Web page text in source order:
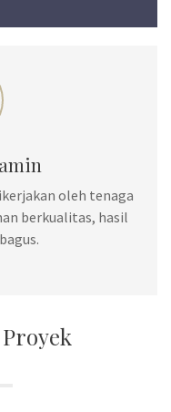
oleh tenaga
berkualitas, hasil